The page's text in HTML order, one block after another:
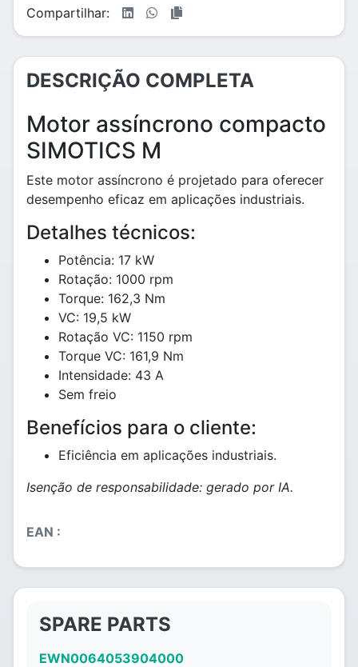
Compartilhar:
DESCRIÇÃO COMPLETA
Motor assíncrono compacto
SIMOTICS M
Este motor assíncrono é projetado para oferecer
desempenho eficaz em aplicações industriais.
Detalhes técnicos:
Potência: 17 kW
Rotação: 1000 rpm
Torque: 162,3 Nm
VC: 19,5 kW
Rotação VC: 1150 rpm
Torque VC: 161,9 Nm
Intensidade: 43 A
Sem freio
Benefícios para o cliente:
Eficiência em aplicações industriais.
Isenção de responsabilidade: gerado por IA.
EAN :
SPARE PARTS
EWN0064053904000